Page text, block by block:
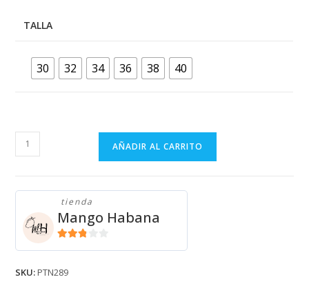
TALLA
30 32 34 36 38 40
PANTALÓN
AZUL
PTN289
AÑADIR AL CARRITO
tienda
Mango Habana
SKU:PTN289